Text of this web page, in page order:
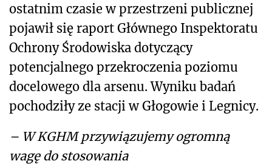
ostatnim czasie w przestrzeni publicznej
pojawił się raport Głównego Inspektoratu
Ochrony Środowiska dotyczący
potencjalnego przekroczenia poziomu
docelowego dla arsenu. Wyniku badań
pochodziły ze stacji w Głogowie i Legnicy.
– W KGHM przywiązujemy ogromną
wagę do stosowania